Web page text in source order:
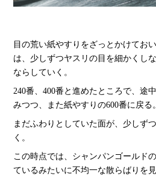
目の荒い紙やすりをざっとかけてお
は、少しずつヤスリの目を細かくし
ならしていく。
240番、400番と進めたところで、途
みつつ、また紙やすりの600番に戻る。
まだふわりとしていた面が、少しず
く。
この時点では、シャンパンゴールド
ているみたいに不均一な散らばりを見